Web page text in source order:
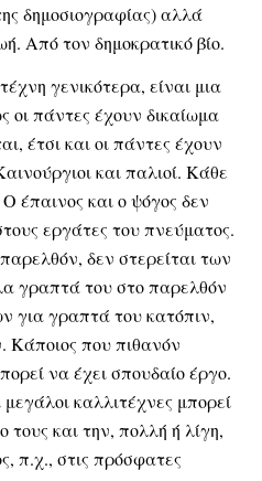
δημοσιογραφίας) αλλά
Από τον δημοκρατικό βίο.
γενικότερα, είναι μια
οι πάντες έχουν δικαίωμα
έτσι και οι πάντες έχουν
και παλιοί. Κάθε
έπαινος και ο ψόγος δεν
εργάτες του πνεύματος.
δεν στερείται των
γραπτά του στο παρελθόν
για γραπτά του κατόπιν,
Κάποιος που πιθανόν
να έχει σπουδαίο έργο.
καλλιτέχνες μπορεί
τους και την, πολλή ή λίγη,
π.χ., στις πρόσφατες